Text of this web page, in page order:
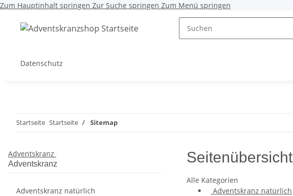
Zum Hauptinhalt springen Zur Suche springen Zum Menü springen
Datenschutz
Startseite Startseite Sitemap
Seitenübersicht
Alle Kategorien
Adventskranz natürlich
Adventskranz
Adventskranz
Adventskranz natürlich